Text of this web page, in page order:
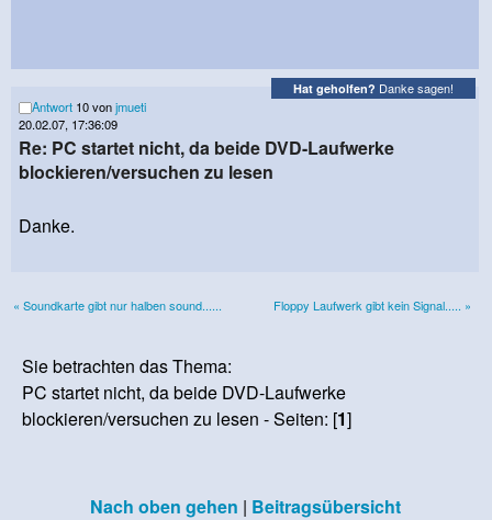
Hat geholfen? Danke sagen!
Antwort 10 vonjmueti
20.02.07, 17:36:09
Re: PC startet nicht, da beide DVD-Laufwerke
blockieren/versuchen zu lesen
Danke.
« Soundkarte gibt nur halben sound...... Floppy Laufwerk gibt kein Signal..... »
Sie betrachten das Thema:
PC startet nicht, da beide DVD-Laufwerke
blockieren/versuchen zu lesen - Seiten: [1]
Nach oben gehen | Beitragsübersicht